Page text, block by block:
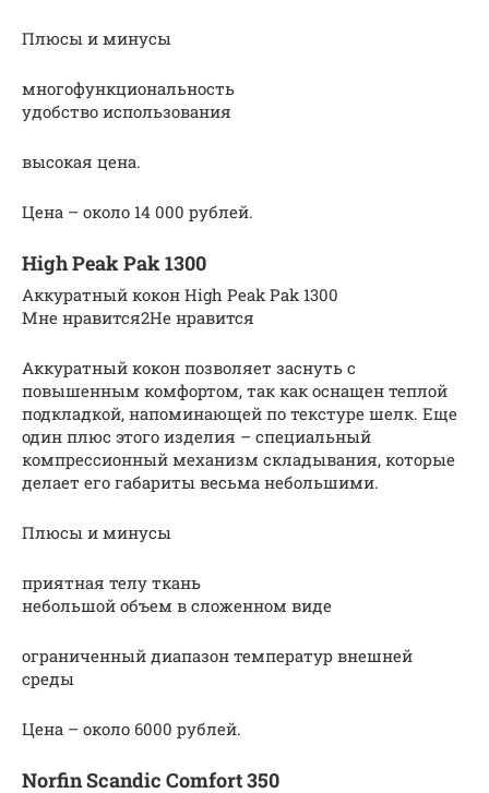
Плюсы и минусы
многофункциональность
удобство использования
высокая цена.
Цена – около 14 000 рублей.
High Peak Pak 1300
Аккуратный кокон High Peak Pak 1300
Мне нравится2Не нравится
Аккуратный кокон позволяет заснуть с
повышенным комфортом, так как оснащен теплой
подкладкой, напоминающей по текстуре шелк. Еще
один плюс этого изделия – специальный
компрессионный механизм складывания, которые
делает его габариты весьма небольшими.
Плюсы и минусы
приятная телу ткань
небольшой объем в сложенном виде
ограниченный диапазон температур внешней
среды
Цена – около 6000 рублей.
Norfin Scandic Comfort 350